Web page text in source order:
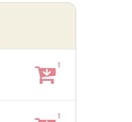
1
1